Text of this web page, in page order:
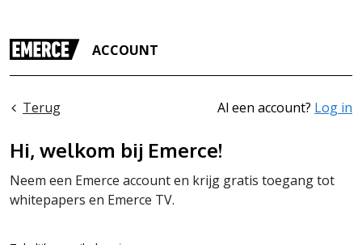
ACCOUNT
Terug Al een account? Log in
Hi, welkom bij Emerce!
Neem een Emerce account en krijg gratis toegang tot
whitepapers en Emerce TV.